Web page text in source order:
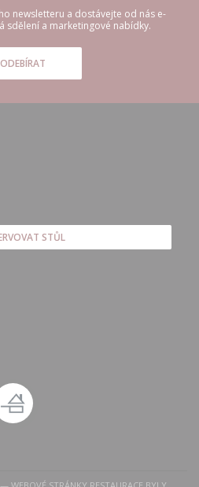
newsletteru a dostávejte od nás e-
sdělení a marketingové nabídky.
ODEBÍRAT
STŮL
novém okně))